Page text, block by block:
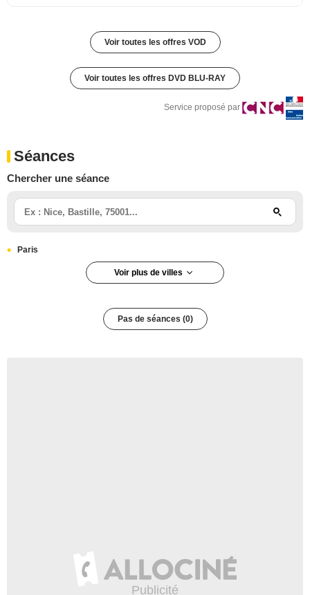
Voir toutes les offres VOD
Voir toutes les offres DVD BLU-RAY
Service proposé par
Séances
Chercher une séance
Paris
Voir plus de villes
Pas de séances (0)